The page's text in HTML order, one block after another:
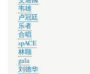
韦雄
卢冠廷
乐者
合唱
spACE
林颐
gala
刘德华